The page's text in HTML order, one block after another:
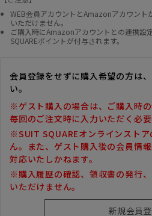
WEB会員アカウントとAmazonアカウント
いただけません。
ご購入時にAmazonアカウントとの連携設
SQUAREポイントが付与されます。
会員登録をせずに購入希望の方は
い。
※ゲスト購入の場合は、ご購入時の
毎回のご注文時に入力いただく必要
※SUIT SQUAREオンラインスト
ん。また、ゲスト購入後の会員情
対応いたしかねます。
※購入履歴の確認、領収書の発行
いただけません。